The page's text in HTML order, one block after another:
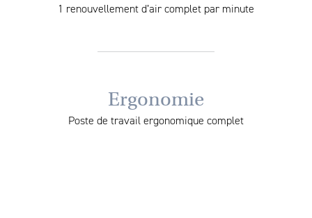
1 renouvellement d’air complet par minute
Ergonomie
Poste de travail ergonomique complet